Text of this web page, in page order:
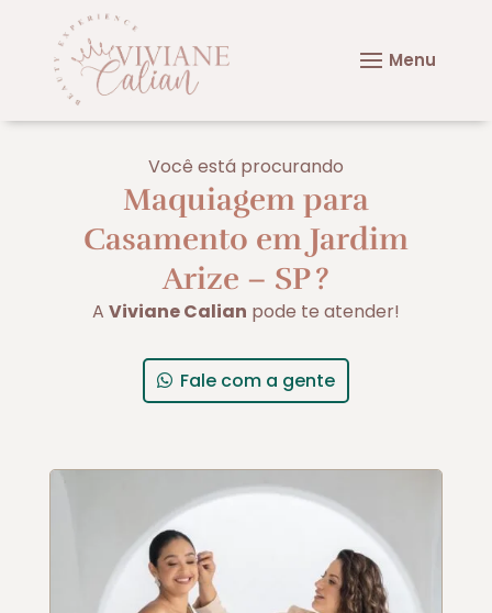
Você está procurando
Maquiagem para
Casamento em Jardim
Arize – SP?
A Viviane Calian pode te atender!
Fale com a gente